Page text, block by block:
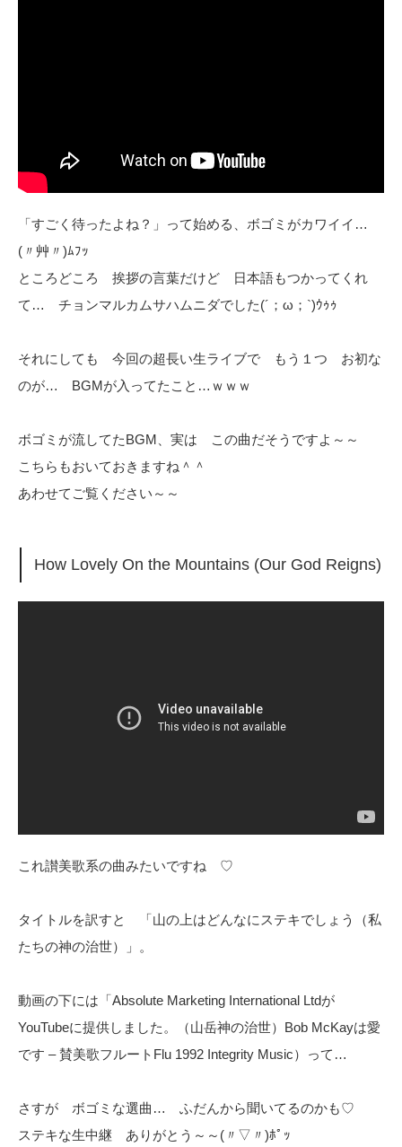
「すごく待ったよね？」って始める、ボゴミがカワイイ…
(〃艸〃)ﾑﾌｯ
ところどころ 挨拶の言葉だけど 日本語もつかってくれ
て… チョンマルカムサハムニダでした(´；ω；`)ｳｩｩ
それにしても 今回の超長い生ライブで もう１つ お初な
のが… BGMが入ってたこと…ｗｗｗ
ボゴミが流してたBGM、実は この曲だそうですよ～～
こちらもおいておきますね＾＾
あわせてご覧ください～～
How Lovely On the Mountains (Our God Reigns)
これ讃美歌系の曲みたいですね ♡
タイトルを訳すと 「山の上はどんなにステキでしょう（私
たちの神の治世）」。
動画の下には「Absolute Marketing International Ltdが
YouTubeに提供しました。（山岳神の治世）Bob McKayは愛
です – 賛美歌フルートFlu 1992 Integrity Music）って…
さすが ボゴミな選曲… ふだんから聞いてるのかも♡
ステキな生中継 ありがとう～～(〃▽〃)ﾎﾟｯ